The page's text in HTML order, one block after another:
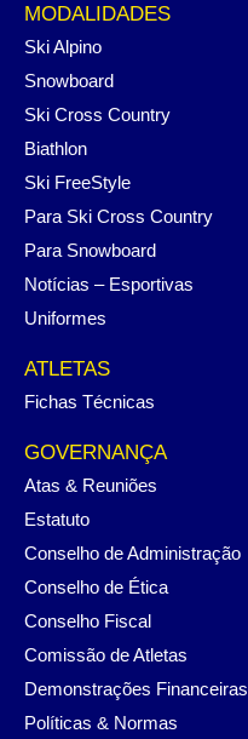
MODALIDADES
Ski Alpino
Snowboard
Ski Cross Country
Biathlon
Ski FreeStyle
Para Ski Cross Country
Para Snowboard
Notícias – Esportivas
Uniformes
ATLETAS
Fichas Técnicas
GOVERNANÇA
Atas & Reuniões
Estatuto
Conselho de Administração
Conselho de Ética
Conselho Fiscal
Comissão de Atletas
Demonstrações Financeiras
Políticas & Normas